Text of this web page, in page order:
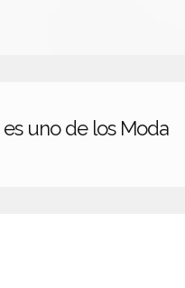
es uno de los Moda